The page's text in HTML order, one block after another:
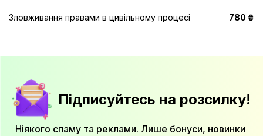
Зловживання правами в цивільному процесі 780 ₴
Підписуйтесь на розсилку!
Ніякого спаму та реклами. Лише бонуси, новинки